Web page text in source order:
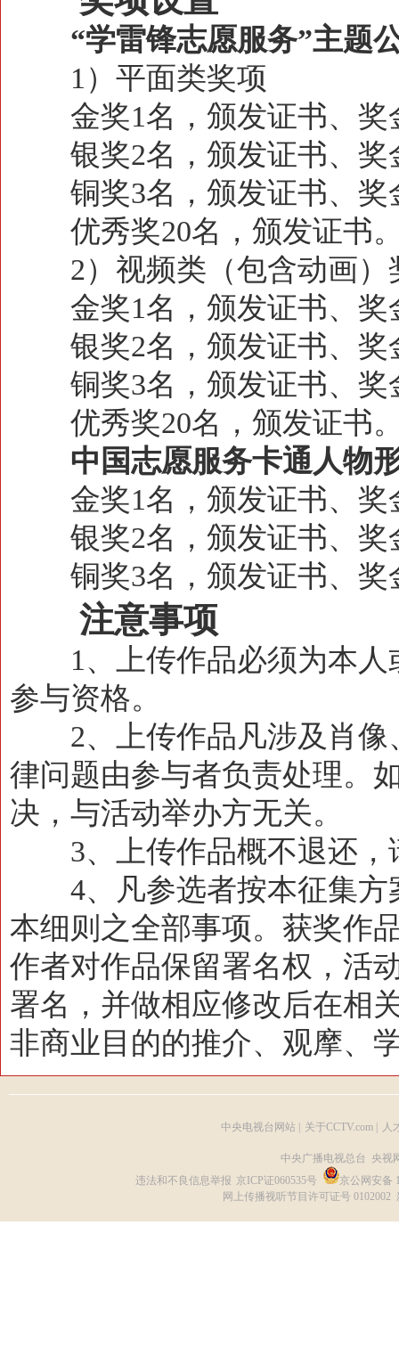
“学雷锋志愿服务”主题
1）平面类奖项
金奖1名，颁发证书、奖
银奖2名，颁发证书、奖
铜奖3名，颁发证书、奖
优秀奖20名，颁发证书
2）视频类（包含动画）
金奖1名，颁发证书、奖
银奖2名，颁发证书、奖
铜奖3名，颁发证书、奖
优秀奖20名，颁发证书
中国志愿服务卡通人物
金奖1名，颁发证书、奖
银奖2名，颁发证书、奖
铜奖3名，颁发证书、奖
注意事项
1、上传作品必须为本人
参与资格。
2、上传作品凡涉及肖像
律问题由参与者负责处理。
决，与活动举办方无关。
3、上传作品概不退还，
4、凡参选者按本征集方
本细则之全部事项。获奖作
作者对作品保留署名权，活
署名，并做相应修改后在相
非商业目的的推介、观摩、
中央电视台网站 关于CCTV.com 人
中央广播电视总台 央视
违法和不良信息举报 京ICP证060535号
京公网安备
网上传播视听节目许可证号 0102002